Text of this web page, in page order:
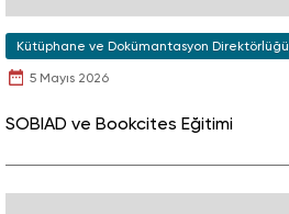
Kütüphane ve Dokümantasyon Direktörlüğü
5 Mayıs 2026
SOBIAD ve Bookcites Eğitimi